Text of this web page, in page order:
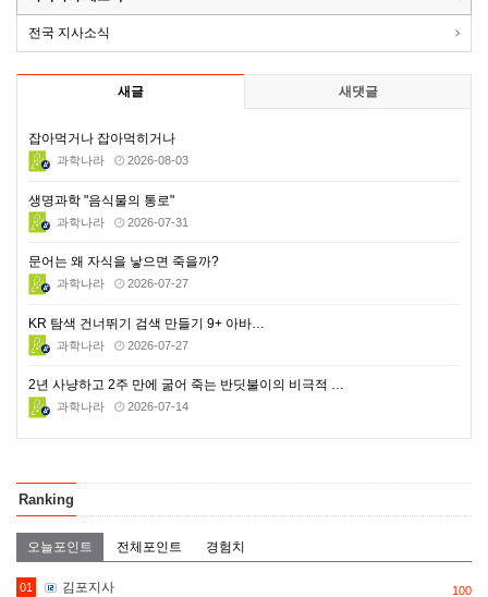
전국 지사소식
새글 새댓글
잡아먹거나 잡아먹히거나
과학나라 2026-08-03
생명과학 "음식물의 통로"
과학나라 2026-07-31
문어는 왜 자식을 낳으면 죽을까?
과학나라 2026-07-27
KR 탐색 건너뛰기 검색 만들기 9+ 아바…
과학나라 2026-07-27
2년 사냥하고 2주 만에 굶어 죽는 반딧불이의 비극적 …
과학나라 2026-07-14
Ranking
오늘포인트 전체포인트 경험치
01 김포지사 100